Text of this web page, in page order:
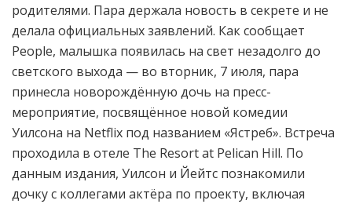
родителями. Пара держала новость в секрете и не
делала официальных заявлений. Как сообщает
People, малышка появилась на свет незадолго до
светского выхода — во вторник, 7 июля, пара
принесла новорождённую дочь на пресс-
мероприятие, посвящённое новой комедии
Уилсона на Netflix под названием «Ястреб». Встреча
проходила в отеле The Resort at Pelican Hill. По
данным издания, Уилсон и Йейтс познакомили
дочку с коллегами актёра по проекту, включая